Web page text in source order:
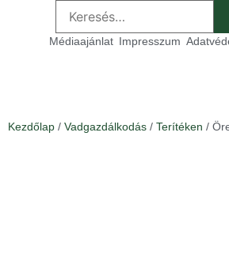
Médiaajánlat Impresszum
Kezdőlap / Vadgazdálkodás / Terítéken /